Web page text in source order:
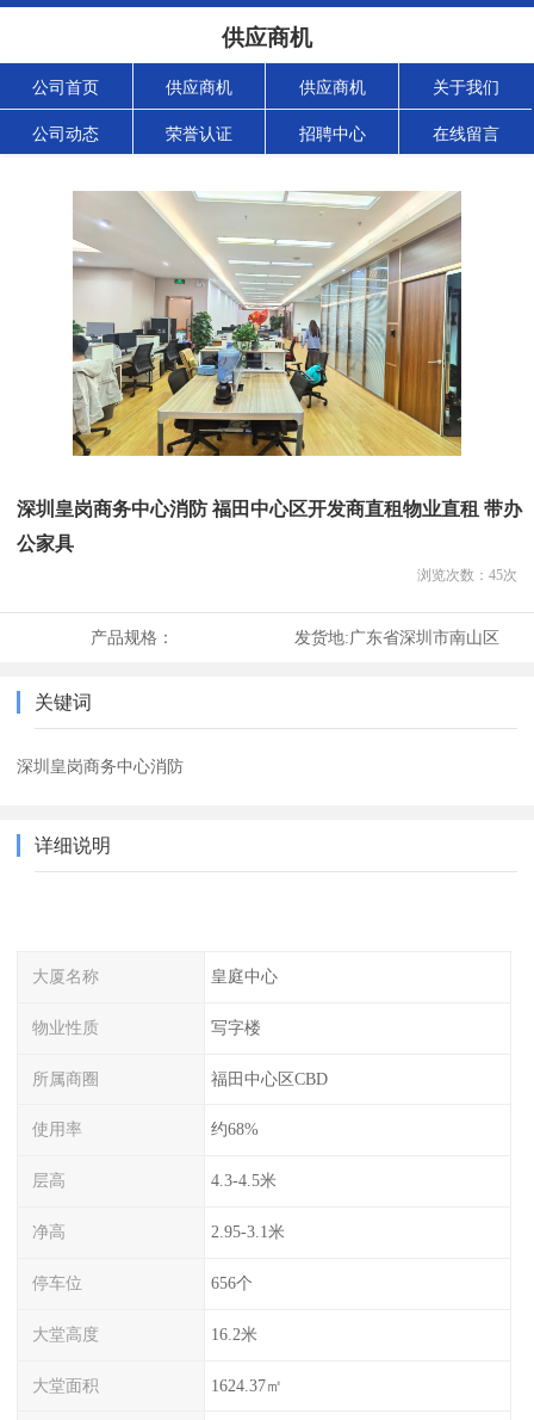
供应商机
公司首页 供应商机 供应商机 关于我们
公司动态 荣誉认证 招聘中心 在线留言
深圳皇岗商务中心消防 福田中心区开发商直租物业直租 带办
公家具
浏览次数： 45次
产品规格： 发货地:广东省深圳市南山区
关键词
深圳皇岗商务中心消防
详细说明
大厦名称 皇庭中心
物业性质 写字楼
所属商圈 福田中心区CBD
使用率 约68%
层高 4.3-4.5米
净高 2.95-3.1米
停车位 656个
大堂高度 16.2米
大堂面积 1624.37㎡